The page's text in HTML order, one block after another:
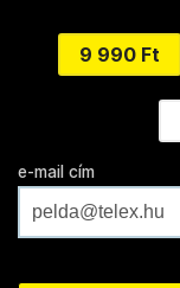
9 990 Ft
e-mail cím